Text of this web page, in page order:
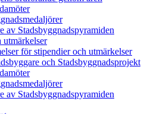
av Stadsbyggnadspyramiden
utmärkelser
för stipendier och utmärkelser
och Stadsbyggnadsprojekt
av Stadsbyggnadspyramiden